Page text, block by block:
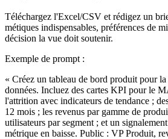
Téléchargez l'Excel/CSV et rédigez un
métiques indispensables, préférences de
décision la vue doit soutenir.
Exemple de prompt :
« Créez un tableau de bord produit pour
données. Incluez des cartes KPI pour le
l'attrition avec indicateurs de tendance ;
12 mois ; les revenus par gamme de
utilisateurs par segment ; et un
métrique en baisse. Public : VP Produit,